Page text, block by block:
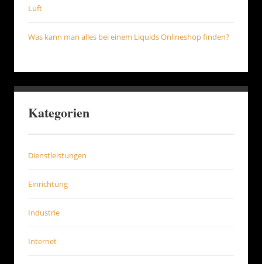
Luft
Was kann man alles bei einem Liquids Onlineshop finden?
Kategorien
Dienstleistungen
Einrichtung
Industrie
Internet